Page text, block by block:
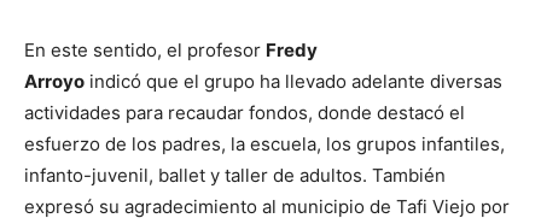
En este sentido, el profesor Fredy
Arroyo indicó que el grupo ha llevado adelante diversas
actividades para recaudar fondos, donde destacó el
esfuerzo de los padres, la escuela, los grupos infantiles,
infanto-juvenil, ballet y taller de adultos. También
expresó su agradecimiento al municipio de Tafi Viejo por